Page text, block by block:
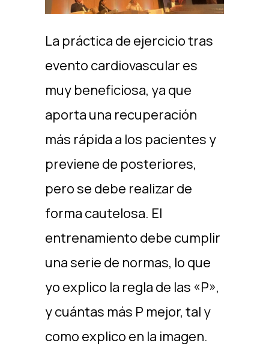
La práctica de ejercicio tras
evento cardiovascular es
muy beneficiosa, ya que
aporta una recuperación
más rápida a los pacientes y
previene de posteriores,
pero se debe realizar de
forma cautelosa. El
entrenamiento debe cumplir
una serie de normas, lo que
yo explico la regla de las «P»,
y cuántas más P mejor, tal y
como explico en la imagen.